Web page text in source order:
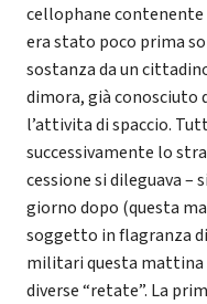
cellophane contenente
era stato poco prima
sostanza da un
dimora, già conosciuto
l’attivita di spaccio.
successivamente lo
cessione si dileguava –
giorno dopo (questa
soggetto in flagranza
militari questa mattina
diverse “retate”. La